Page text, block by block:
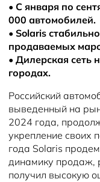
• С января по
000 автомобилей.
• Solaris
продаваемых
• Дилерская сеть
городах.
Российский
выведенный на
2024 года,
укрепление своих
года Solaris
динамику продаж,
получил высокую